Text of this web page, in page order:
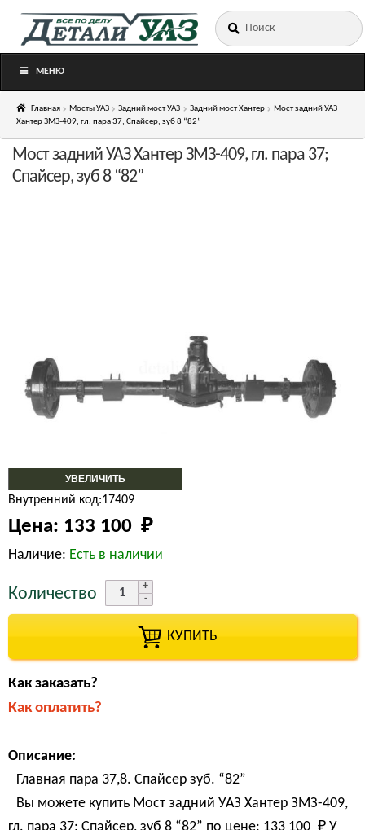
Перейти
Перейти
Искать:
МЕНЮ
Главная Мосты УАЗ Задний мост УАЗ Задний мост Хантер
Мост задний УАЗ
Хантер ЗМЗ-409, гл. пара 37; Спайсер, зуб 8 “82”
УВЕЛИЧИТЬ
Мост задний УАЗ Хантер ЗМЗ-409, гл. пара 37;
Спайсер, зуб 8 “82”
Внутренний код:17409
Цена: 133 100 ₽
Наличие: Есть в наличии
Количество
КУПИТЬ
Как заказать?
Как оплатить?
Описание:
Главная пара 37,8. Спайсер зуб. “82”
Вы можете купить Мост задний УАЗ Хантер ЗМЗ-409,